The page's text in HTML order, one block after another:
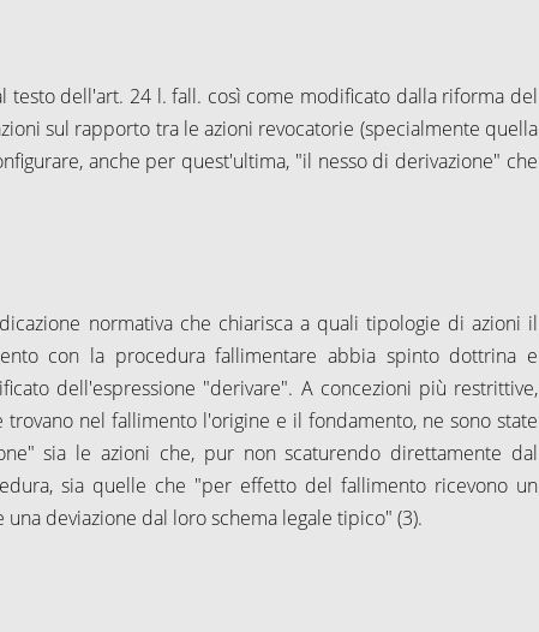
testo dell'art. 24 l. fall. così come modificato dalla riforma del
sul rapporto tra le azioni revocatorie (specialmente quella
anche per quest'ultima, "il nesso di derivazione" che
normativa che chiarisca a quali tipologie di azioni il
con la procedura fallimentare abbia spinto dottrina e
dell'espressione "derivare". A concezioni più restrittive,
nel fallimento l'origine e il fondamento, ne sono state
sia le azioni che, pur non scaturendo direttamente dal
sia quelle che "per effetto del fallimento ricevono un
deviazione dal loro schema legale tipico" (3).